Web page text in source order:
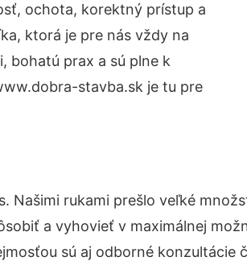
ochota, korektný prístup a
ktorá je pre nás vždy na
bohatú prax a sú plne k
stavba.sk je tu pre
Našimi rukami prešlo veľké
a vyhovieť v maximálnej
sú aj odborné konzultácie